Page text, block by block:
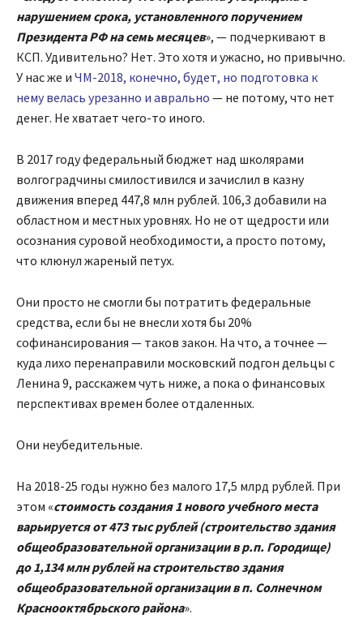
нарушением срока, установленного поручением
Президента РФ на семь месяцев», — подчеркивают в
КСП. Удивительно? Нет. Это хотя и ужасно, но привычно.
У нас же и ЧМ-2018, конечно, будет, но подготовка к
нему велась урезанно и аврально — не потому, что нет
денег. Не хватает чего-то иного.
В 2017 году федеральный бюджет над школярами
волгоградчины смилостивился и зачислил в казну
движения вперед 447,8 млн рублей. 106,3 добавили на
областном и местных уровнях. Но не от щедрости или
осознания суровой необходимости, а просто потому,
что клюнул жареный петух.
Они просто не смогли бы потратить федеральные
средства, если бы не внесли хотя бы 20%
софинансирования — таков закон. На что, а точнее —
куда лихо перенаправили московский подгон дельцы с
Ленина 9, расскажем чуть ниже, а пока о финансовых
перспективах времен более отдаленных.
Они неубедительные.
На 2018-25 годы нужно без малого 17,5 млрд рублей. При
этом «стоимость создания 1 нового учебного места
варьируется от 473 тыс рублей (строительство здания
общеобразовательной организации в р.п. Городище)
до 1,134 млн рублей на строительство здания
общеобразовательной организации в п. Солнечном
Краснооктябрьского района».